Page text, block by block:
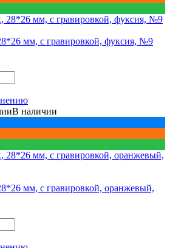
мм, с гравировкой, фуксия, №9
В наличии
мм, с гравировкой, оранжевый,